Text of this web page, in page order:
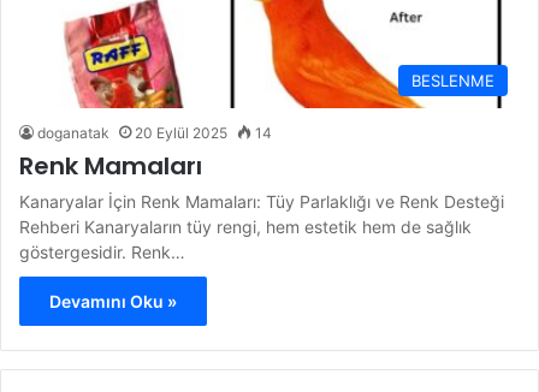
BESLENME
doganatak 20 Eylül 2025 14
Renk Mamaları
Kanaryalar İçin Renk Mamaları: Tüy Parlaklığı ve Renk Desteği
Rehberi Kanaryaların tüy rengi, hem estetik hem de sağlık
göstergesidir. Renk…
Devamını Oku »